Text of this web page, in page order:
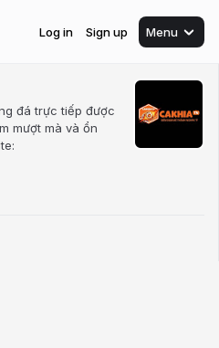
Log in Sign up Menu
đá trực tiếp được
mượt mà và ổn